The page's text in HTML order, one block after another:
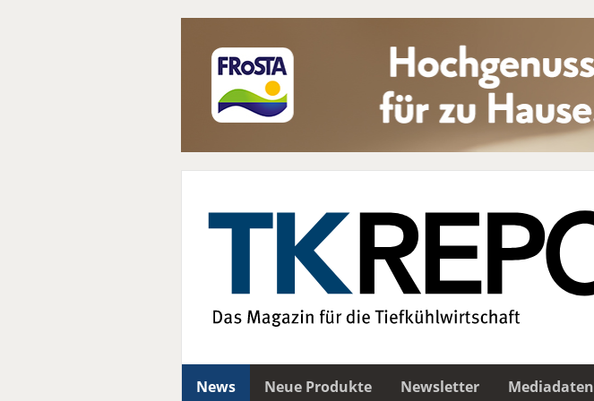
News Neue Produkte Newsletter
Mediadaten